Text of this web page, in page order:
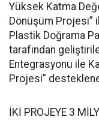
Yüksek Katma
Dönüşüm Projesi”
Plastik Doğrama
tarafından
Entegrasyonu ile
Projesi”
İKİ PROJEYE 3